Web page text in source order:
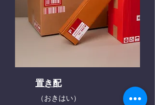
置き配
（おきはい）